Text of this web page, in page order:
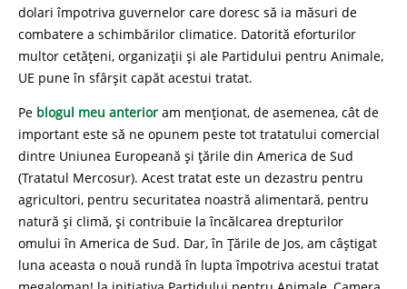
dolari împotriva guvernelor care doresc să ia măsuri de
combatere a schimbărilor climatice. Datorită eforturilor
multor cetățeni, organizații și ale Partidului pentru Animale,
UE pune în sfârșit capăt acestui tratat.
Pe blogul meu anterior am menționat, de asemenea, cât de
important este să ne opunem peste tot tratatului comercial
dintre Uniunea Europeană și țările din America de Sud
(Tratatul Mercosur). Acest tratat este un dezastru pentru
agricultori, pentru securitatea noastră alimentară, pentru
natură și climă, și contribuie la încălcarea drepturilor
omului în America de Sud. Dar, în Țările de Jos, am câștigat
luna aceasta o nouă rundă în lupta împotriva acestui tratat